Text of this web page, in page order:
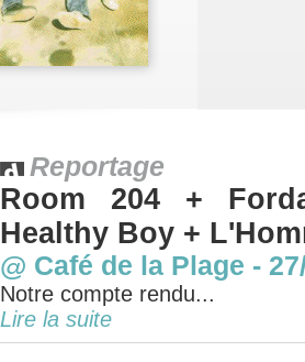
Reportage
Room 204 +
Healthy Boy +
@ Café de la Plage -
Notre compte rendu...
Lire la suite